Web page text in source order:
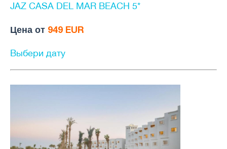
JAZ CASA DEL MAR BEACH 5*
Цена от 949 EUR
Выбери дату